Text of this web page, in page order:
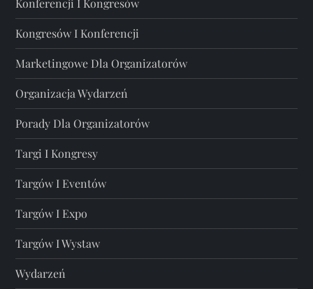
Konferencji I Kongresów
Kongresów I Konferencji
Marketingowe Dla Organizatorów
Organizacja Wydarzeń
Porady Dla Organizatorów
Targi I Kongresy
Targów I Eventów
Targów I Expo
Targów I Wystaw
Wydarzeń